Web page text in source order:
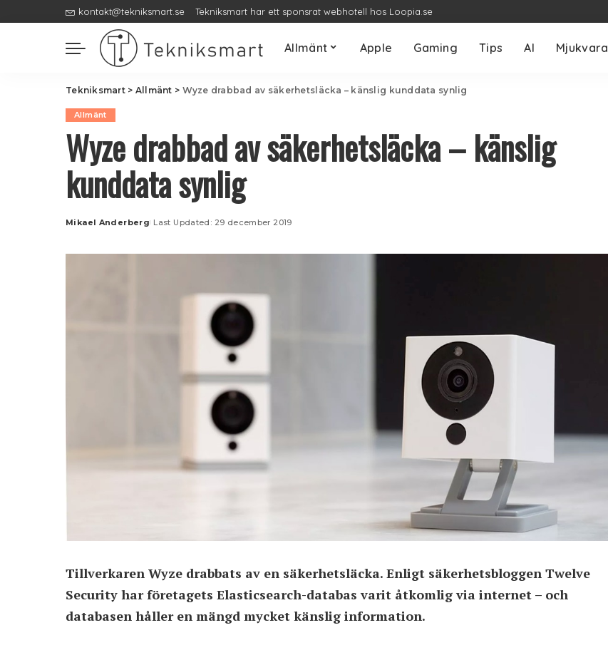
kontakt@tekniksmart.se Tekniksmart har ett sponsrat webhotell hos Loopia.se
Allmänt Apple Gaming Tips AI Mjukvara
Tekniksmart> Allmänt > Wyze drabbad av säkerhetsläcka – känslig kunddata synlig
Allmänt
Wyze drabbad av säkerhetsläcka – känslig
kunddata synlig
Posted
Mikael Anderberg Last Updated: 29 december 2019
Tillverkaren Wyze drabbats av en säkerhetsläcka. Enligt säkerhetsbloggen Twelve
Security har företagets Elasticsearch-databas varit åtkomlig via internet – och
databasen håller en mängd mycket känslig information.